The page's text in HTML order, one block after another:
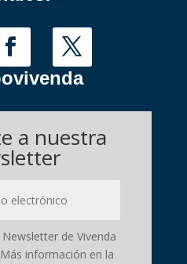
a nuestra
de Vivenda
información en la